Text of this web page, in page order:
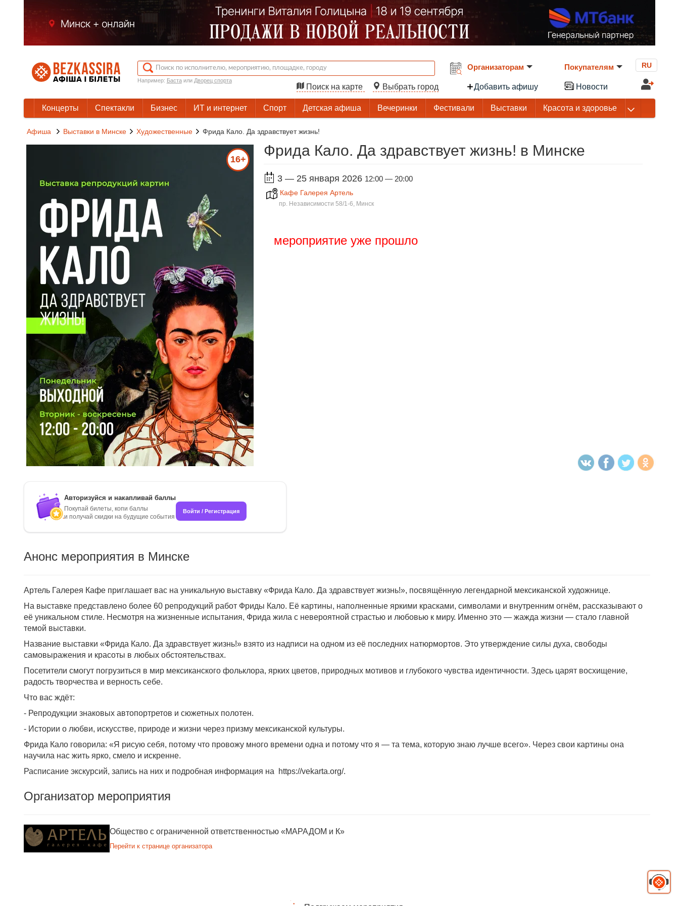
Например: Бастаили Дворец спорта
Поиск на карте Выбрать город
Организаторам
Добавить афишу
Покупателям
Новости
RU
Концерты Спектакли Бизнес ИТ и интернет Спорт Детская афиша Вечеринки Фестивали Выставки Красота и здоровье
Афиша Выставки в Минске Художественные Фрида Кало. Да здравствует жизнь!
16+
Фрида Кало. Да здравствует жизнь! в Минске
3 — 25 января 2026 12:00 — 20:00
Кафе Галерея Артель
пр. Независимости 58/1-6, Минск
мероприятие уже прошло
Авторизуйся и накапливай баллы
Покупай билеты, копи баллы
и получай скидки на будущие события
Войти / Регистрация
Анонс мероприятия в Минске
Артель Галерея Кафе приглашает вас на уникальную выставку «Фрида Кало. Да здравствует жизнь!», посвящённую легендарной мексиканской художнице.
На выставке представлено более 60 репродукций работ Фриды Кало. Её картины, наполненные яркими красками, символами и внутренним огнём, рассказывают о
её уникальном стиле. Несмотря на жизненные испытания, Фрида жила с невероятной страстью и любовью к миру. Именно это — жажда жизни — стало главной
темой выставки.
Название выставки «Фрида Кало. Да здравствует жизнь!» взято из надписи на одном из её последних натюрмортов. Это утверждение силы духа, свободы
самовыражения и красоты в любых обстоятельствах.
Посетители смогут погрузиться в мир мексиканского фольклора, ярких цветов, природных мотивов и глубокого чувства идентичности. Здесь царят восхищение,
радость творчества и верность себе.
Что вас ждёт:
- Репродукции знаковых автопортретов и сюжетных полотен.
- Истории о любви, искусстве, природе и жизни через призму мексиканской культуры.
Фрида Кало говорила: «Я рисую себя, потому что провожу много времени одна и потому что я — та тема, которую знаю лучше всего». Через свои картины она
научила нас жить ярко, смело и искренне.
Расписание экскурсий, запись на них и подробная информация на https://vekarta.org/.
Организатор мероприятия
Общество с ограниченной ответственностью «МАРАДОМ и К»
Перейти к странице организатора